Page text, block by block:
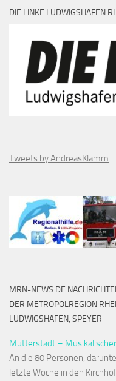
DIE LINKE LUDWIGSHAFEN
Tweets by AndreasKlamm
MRN-NEWS.DE
DER METROPOLREGION
LUDWIGSHAFEN, SPEYER
Mutterstadt –
An die 80 Personen,
letzte Woche in den